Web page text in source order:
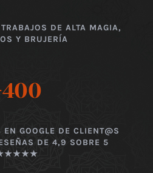
DE ALTA MAGIA,
Y BRUJERÍA
GOOGLE DE CLIENT@S
DE 4,9 SOBRE 5